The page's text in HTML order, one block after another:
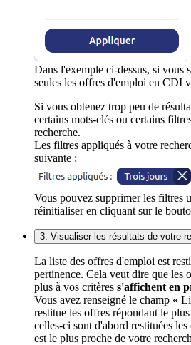
Dans l'exemple ci-dessus, si vous
seules les offres d'emploi en CDI
Si vous obtenez trop peu de
certains mots-clés ou certains
recherche.
Les filtres appliqués à votre
suivante :
Vous pouvez supprimer les filtres
réinitialiser en cliquant sur le
3. Visualiser les résultats de votre
La liste des offres d'emploi est
pertinence. Cela veut dire que les
plus à vos critères s'affichent en
Vous avez renseigné le champ «
restitue les offres répondant le
celles-ci sont d'abord restituées
est le plus proche de votre